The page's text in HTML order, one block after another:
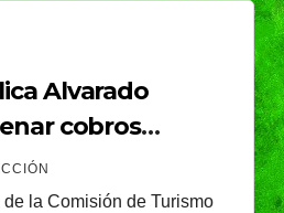
Alvarado
cobros
digital de
la Comisión de Turismo